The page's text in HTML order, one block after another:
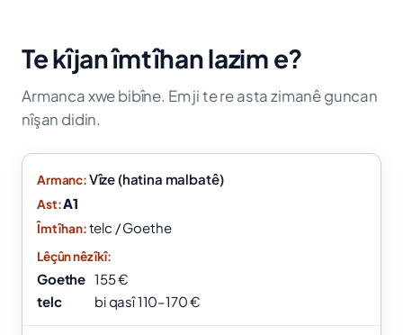
Te kîjan îmtîhan lazim e?
Armanca xwe bibîne. Em ji te re asta zimanê guncan
nîşan didin.
Vîze (hatina malbatê)
A1
telc / Goethe
Goethe 155 €
telc
bi qasî 110–170 €